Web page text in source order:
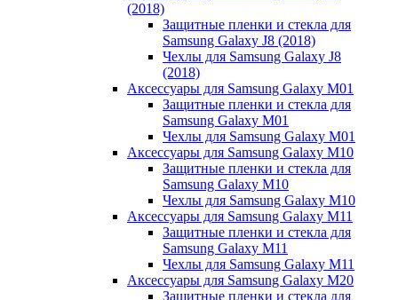
(2018)
Защитные пленки и стекла для
Samsung Galaxy J8 (2018)
Чехлы для Samsung Galaxy J8
(2018)
Аксессуары для Samsung Galaxy M01
Защитные пленки и стекла для
Samsung Galaxy M01
Чехлы для Samsung Galaxy M01
Аксессуары для Samsung Galaxy M10
Защитные пленки и стекла для
Samsung Galaxy M10
Чехлы для Samsung Galaxy M10
Аксессуары для Samsung Galaxy M11
Защитные пленки и стекла для
Samsung Galaxy M11
Чехлы для Samsung Galaxy M11
Аксессуары для Samsung Galaxy M20
Защитные пленки и стекла для